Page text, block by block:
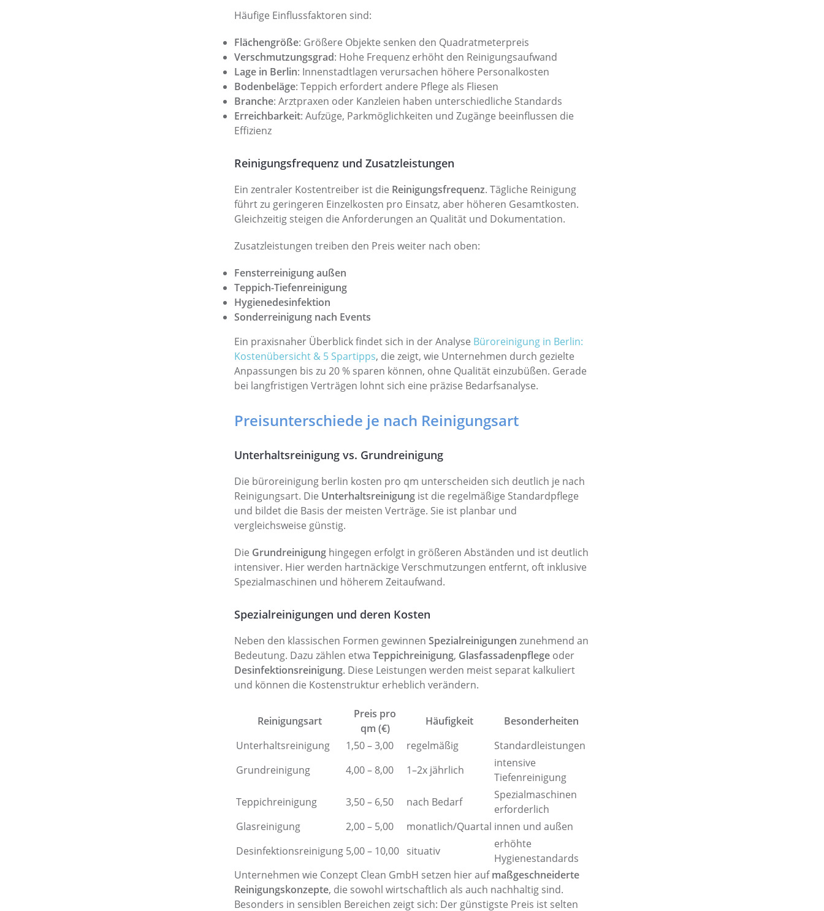
Häufige Einflussfaktoren sind:
Flächengröße: Größere Objekte senken den Quadratmeterpreis
Verschmutzungsgrad: Hohe Frequenz erhöht den Reinigungsaufwand
Lage in Berlin: Innenstadtlagen verursachen höhere Personalkosten
Bodenbeläge: Teppich erfordert andere Pflege als Fliesen
Branche: Arztpraxen oder Kanzleien haben unterschiedliche Standards
Erreichbarkeit: Aufzüge, Parkmöglichkeiten und Zugänge beeinflussen die
Effizienz
Reinigungsfrequenz und Zusatzleistungen
Ein zentraler Kostentreiber ist die Reinigungsfrequenz. Tägliche Reinigung
führt zu geringeren Einzelkosten pro Einsatz, aber höheren Gesamtkosten.
Gleichzeitig steigen die Anforderungen an Qualität und Dokumentation.
Zusatzleistungen treiben den Preis weiter nach oben:
Fensterreinigung außen
Teppich-Tiefenreinigung
Hygienedesinfektion
Sonderreinigung nach Events
Ein praxisnaher Überblick findet sich in der Analyse Büroreinigung in Berlin:
Kostenübersicht & 5 Spartipps, die zeigt, wie Unternehmen durch gezielte
Anpassungen bis zu 20 % sparen können, ohne Qualität einzubüßen. Gerade
bei langfristigen Verträgen lohnt sich eine präzise Bedarfsanalyse.
Preisunterschiede je nach Reinigungsart
Unterhaltsreinigung vs. Grundreinigung
Die büroreinigung berlin kosten pro qm unterscheiden sich deutlich je nach
Reinigungsart. Die Unterhaltsreinigung ist die regelmäßige Standardpflege
und bildet die Basis der meisten Verträge. Sie ist planbar und
vergleichsweise günstig.
Die Grundreinigung hingegen erfolgt in größeren Abständen und ist deutlich
intensiver. Hier werden hartnäckige Verschmutzungen entfernt, oft inklusive
Spezialmaschinen und höherem Zeitaufwand.
Spezialreinigungen und deren Kosten
Neben den klassischen Formen gewinnen Spezialreinigungen zunehmend an
Bedeutung. Dazu zählen etwa Teppichreinigung, Glasfassadenpflege oder
Desinfektionsreinigung. Diese Leistungen werden meist separat kalkuliert
und können die Kostenstruktur erheblich verändern.
Reinigungsart
Preis pro
qm (€)
Häufigkeit
Besonderheiten
Unterhaltsreinigung
1,50 – 3,00 regelmäßig
Standardleistungen
Grundreinigung
4,00 – 8,00 1–2x jährlich
intensive
Tiefenreinigung
Teppichreinigung
3,50 – 6,50 nach Bedarf
Spezialmaschinen
erforderlich
Glasreinigung
2,00 – 5,00 monatlich/Quartal innen und außen
Desinfektionsreinigung 5,00 – 10,00 situativ
erhöhte
Hygienestandards
Unternehmen wie Conzept Clean GmbH setzen hier aufmaßgeschneiderte
Reinigungskonzepte, die sowohl wirtschaftlich als auch nachhaltig sind.
Besonders in sensiblen Bereichen zeigt sich: Der günstigste Preis ist selten